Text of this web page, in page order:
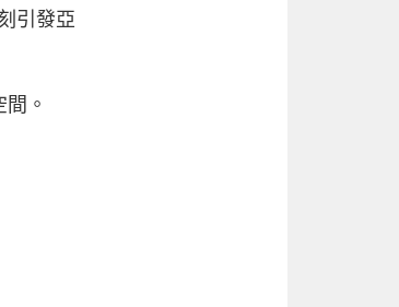
引發亞
。